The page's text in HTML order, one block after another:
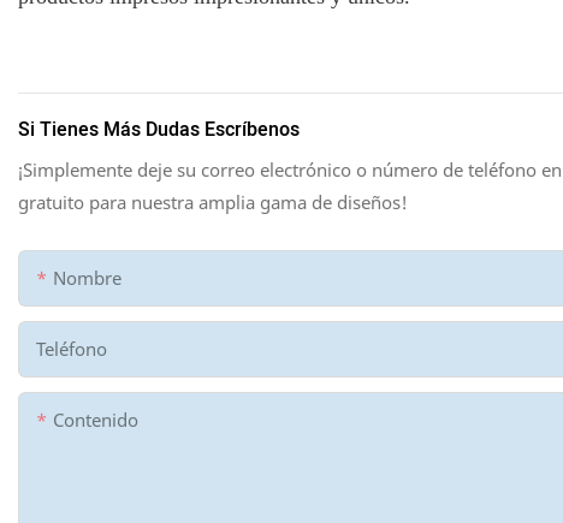
Si Tienes Más Dudas Escríbenos
¡Simplemente deje su correo electrónico o número de teléfono
gratuito para nuestra amplia gama de diseños!
Nombre
Teléfono
Contenido